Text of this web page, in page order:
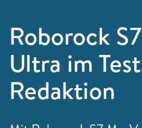
Roborock
Ultra im
Redaktion